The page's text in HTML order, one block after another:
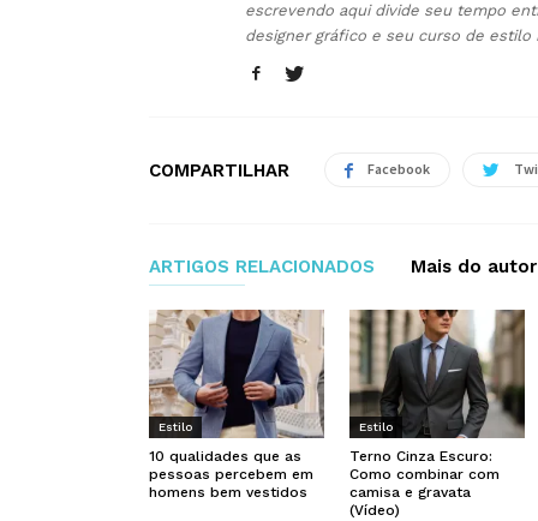
escrevendo aqui divide seu tempo
designer gráfico e seu curso de estilo
COMPARTILHAR Facebook
ARTIGOS RELACIONADOS Mais do autor
Estilo
10 qualidades que as
pessoas percebem em
homens bem vestidos
Estilo
Terno Cinza Escuro:
Como combinar com
camisa e gravata
(Vídeo)